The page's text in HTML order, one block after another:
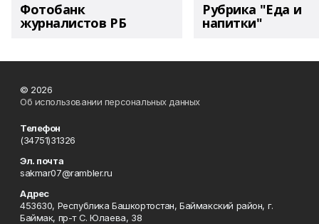
Фотобанк
журналистов РБ
Рубрика "Еда и
напитки"
© 2026
Об использовании персональных данных
Телефон
(34751)31326
Эл. почта
sakmar07@rambler.ru
Адрес
453630, Республика Башкортостан, Баймакский район, г.
Баймак, пр-т С. Юлаева, 38